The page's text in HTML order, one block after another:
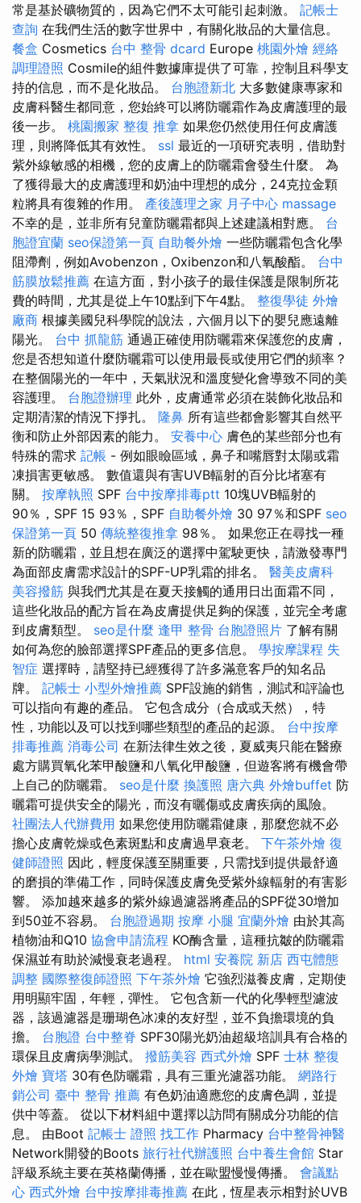
常是基於礦物質的，因為它們不太可能引起刺激。 記帳士
查詢 在我們生活的數字世界中，有關化妝品的大量信息。
餐盒 Cosmetics 台中 整骨 dcard Europe 桃園外燴 經絡
調理證照 Cosmile的組件數據庫提供了可靠，控制且科學支
持的信息，而不是化妝品。 台胞證新北 大多數健康專家和
皮膚科醫生都同意，您始終可以將防曬霜作為皮膚護理的最
後一步。 桃園搬家 整復 推拿 如果您仍然使用任何皮膚護
理，則將降低其有效性。 ssl 最近的一項研究表明，借助對
紫外線敏感的相機，您的皮膚上的防曬霜會發生什麼。 為
了獲得最大的皮膚護理和奶油中理想的成分，24克拉金顆
粒將具有復雜的作用。 產後護理之家 月子中心 massage
不幸的是，並非所有兒童防曬霜都與上述建議相對應。 台
胞證宜蘭 seo保證第一頁 自助餐外燴 一些防曬霜包含化學
阻滯劑，例如Avobenzon，Oxibenzon和八氧酸酯。 台中
筋膜放鬆推薦 在這方面，對小孩子的最佳保護是限制所花
費的時間，尤其是從上午10點到下午4點。 整復學徒 外燴
廠商 根據美國兒科學院的說法，六個月以下的嬰兒應遠離
陽光。 台中 抓龍筋 通過正確使用防曬霜來保護您的皮膚，
您是否想知道什麼防曬霜可以使用最長或使用它們的頻率？
在整個陽光的一年中，天氣狀況和溫度變化會導致不同的美
容護理。 台胞證辦理 此外，皮膚通常必須在裝飾化妝品和
定期清潔的情況下掙扎。 隆鼻 所有這些都會影響其自然平
衡和防止外部因素的能力。 安養中心 膚色的某些部分也有
特殊的需求 記帳 - 例如眼瞼區域，鼻子和嘴唇對太陽或霜
凍損害更敏感。 數值還與有害UVB輻射的百分比堵塞有
關。 按摩執照 SPF 台中按摩排毒ptt 10塊UVB輻射的
90％，SPF 15 93％，SPF 自助餐外燴 30 97％和SPF seo
保證第一頁 50 傳統整復推拿 98％。 如果您正在尋找一種
新的防曬霜，並且想在廣泛的選擇中駕駛更快，請激發專門
為面部皮膚需求設計的SPF-UP乳霜的排名。 醫美皮膚科
美容撥筋 與我們尤其是在夏天接觸的通用日出面霜不同，
這些化妝品的配方旨在為皮膚提供足夠的保護，並完全考慮
到皮膚類型。 seo是什麼 逢甲 整骨 台胞證照片 了解有關
如何為您的臉部選擇SPF產品的更多信息。 學按摩課程 失
智症 選擇時，請堅持已經獲得了許多滿意客戶的知名品
牌。 記帳士 小型外燴推薦 SPF設施的銷售，測試和評論也
可以指向有趣的產品。 它包含成分（合成或天然），特
性，功能以及可以找到哪些類型的產品的起源。 台中按摩
排毒推薦 消毒公司 在新法律生效之後，夏威夷只能在醫療
處方購買氧化苯甲酸鹽和八氧化甲酸鹽，但遊客將有機會帶
上自己的防曬霜。 seo是什麼 換護照 唐六典 外燴buffet 防
曬霜可提供安全的陽光，而沒有曬傷或皮​​膚疾病的風險。
社團法人代辦費用 如果您使用防曬霜健康，那麼您就不必
擔心皮膚乾燥或色素斑點和皮膚過早衰老。 下午茶外燴 復
健師證照 因此，輕度保護至關重要，只需找到提供最舒適
的磨損的準備工作，同時保護皮膚免受紫外線輻射的有害影
響。 添加越來越多的紫外線過濾器將產品的SPF從30增加
到50並不容易。 台胞證過期 按摩 小腿 宜蘭外燴 由於其高
植物油和Q10 協會申請流程 KO酶含量，這種抗皺的防曬霜
保濕並有助於減慢衰老過程。 html 安養院 新店 西屯體態
調整 國際整復師證照 下午茶外燴 它強烈滋養皮膚，定期使
用明顯牢固，年輕，彈性。 它包含新一代的化學輕型濾波
器，該過濾器是珊瑚色冰凍的友好型，並不負擔環境的負
擔。 台胞證 台中整脊 SPF30陽光奶油超級培訓具有合格的
環保且皮膚病學測試。 撥筋美容 西式外燴 SPF 士林 整復
外燴 寶塔 30有色防曬霜，具有三重光濾器功能。 網路行
銷公司 臺中 整骨 推薦 有色奶油適應您的皮膚色調，並提
供中等蓋。 從以下材料組中選擇以訪問有關成分功能的信
息。 由Boot 記帳士 證照 找工作 Pharmacy 台中整骨神醫
Network開發的Boots 旅行社代辦護照 台中養生會館 Star
評級系統主要在英格蘭傳播，並在歐盟慢慢傳播。 會議點
心 西式外燴 台中按摩排毒推薦 在此，恆星表示相對於UVB